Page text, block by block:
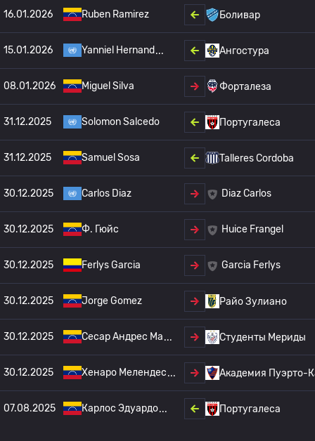
16.01.2026 Ruben Ramirez Боливар
15.01.2026 Yanniel Hernand Ангостура
08.01.2026 Miguel Silva Форталеза
31.12.2025 Solomon Salcedo Португалеса
31.12.2025 Samuel Sosa Talleres Cordoba
30.12.2025 Carlos Diaz Diaz Carlos
30.12.2025 Ф. Гюйс Huice Frangel
30.12.2025 Ferlys Garcia Garcia Ferlys
30.12.2025 Jorge Gomez Райо Зулиано
30.12.2025 Сесар Андрес Ма Студенты Мериды
30.12.2025 Хенаро Мелендес Академия Пуэрто-
07.08.2025 Карлос Эдуардо Португалеса